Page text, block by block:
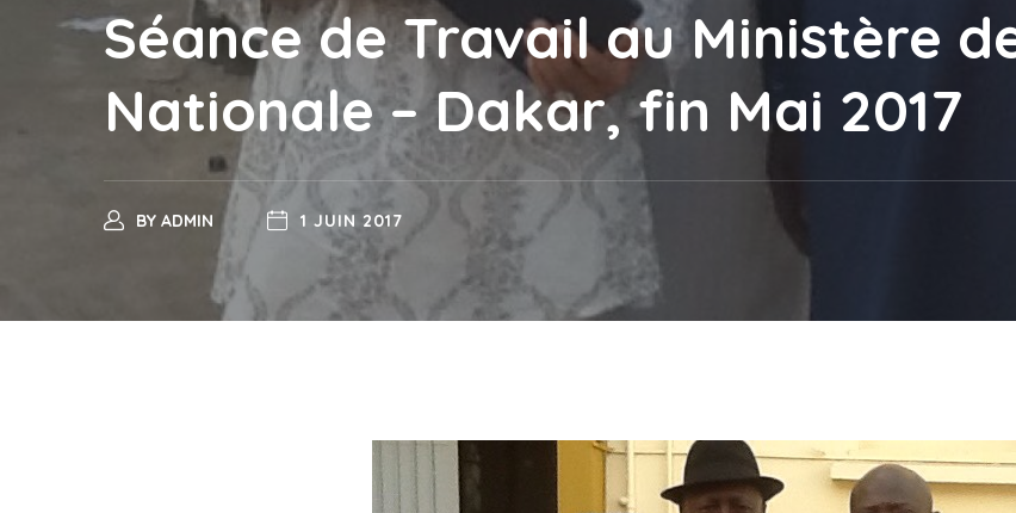
Séance de Travail au Ministère
Nationale – Dakar, fin Mai 2017
BY ADMIN 1 JUIN 2017